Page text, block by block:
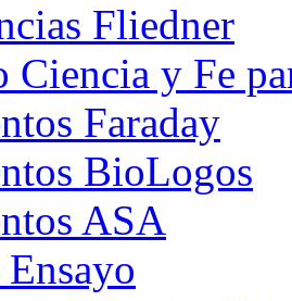
Fliedner
Ciencia y Fe
Faraday
BioLogos
ASA